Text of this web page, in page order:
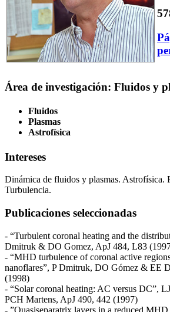
Área de investigación: Fluidos y
Fluidos
Plasmas
Astrofísica
Intereses
Dinámica de fluidos y plasmas. Astrofísica.
Turbulencia.
Publicaciones seleccionadas
­- “Turbulent coronal heating and the
Dmitruk & DO Gomez, ApJ 484, L83
­- “MHD turbulence of coronal active
nanoflares”, P Dmitruk, DO Gómez & EE
(1998)
-­ “Solar coronal heating: AC versus DC”,
PCH Martens, ApJ 490, 442 (1997)
­- ”Quasi­separatrix layers in a reduced